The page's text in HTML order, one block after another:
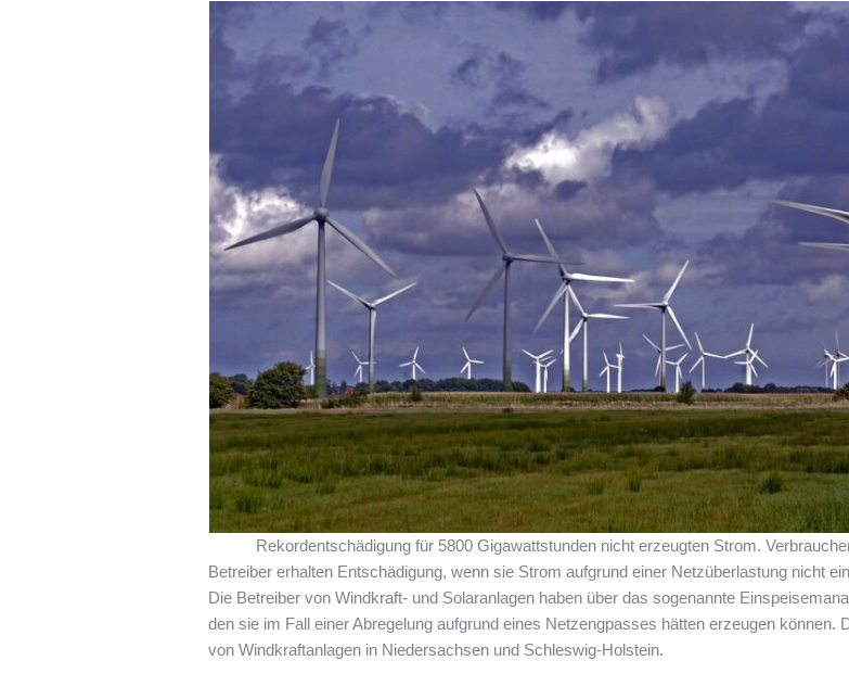
Rekordentschädigung für 5800 Gigawattstunden nicht erzeugten Strom.
Betreiber erhalten Entschädigung, wenn sie Strom aufgrund einer Netzüberlastung nicht
Die Betreiber von Windkraft- und Solaranlagen haben über das sogenannte
den sie im Fall einer Abregelung aufgrund eines Netzengpasses hätten erzeugen können.
von Windkraftanlagen in Niedersachsen und Schleswig-Holstein.